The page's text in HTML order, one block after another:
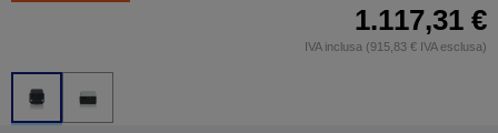
1.117,31 €
IVA inclusa (915,83 € IVA esclusa)